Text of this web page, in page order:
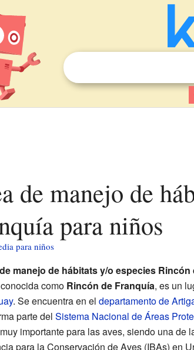
para niños
para niños
manejo de hábitats y/o especies Rincón
como Rincón de Franquía, es un
. Se encuentra en el departamento de
parte del Sistema Nacional de Áreas
importante para las aves, siendo una de
para la Conservación de Aves (IBAs) en